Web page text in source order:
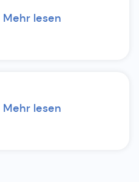
Mehr lesen
Mehr lesen